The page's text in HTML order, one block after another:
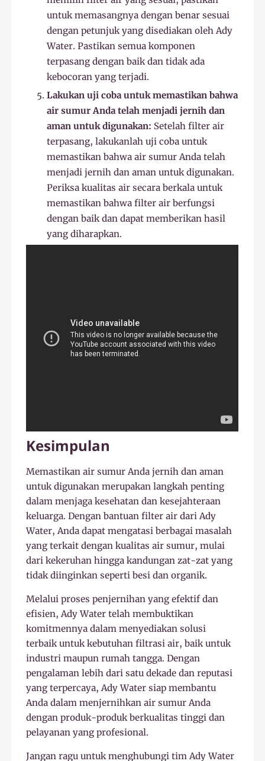
untuk memasangnya dengan benar sesuai
dengan petunjuk yang disediakan oleh Ady
Water. Pastikan semua komponen
terpasang dengan baik dan tidak ada
kebocoran yang terjadi.
Lakukan uji coba untuk memastikan bahwa
air sumur Anda telah menjadi jernih dan
aman untuk digunakan: Setelah filter air
terpasang, lakukanlah uji coba untuk
memastikan bahwa air sumur Anda telah
menjadi jernih dan aman untuk digunakan.
Periksa kualitas air secara berkala untuk
memastikan bahwa filter air berfungsi
dengan baik dan dapat memberikan hasil
yang diharapkan.
Kesimpulan
Memastikan air sumur Anda jernih dan aman
untuk digunakan merupakan langkah penting
dalam menjaga kesehatan dan kesejahteraan
keluarga. Dengan bantuan filter air dari Ady
Water, Anda dapat mengatasi berbagai masalah
yang terkait dengan kualitas air sumur, mulai
dari kekeruhan hingga kandungan zat-zat yang
tidak diinginkan seperti besi dan organik.
Melalui proses penjernihan yang efektif dan
efisien, Ady Water telah membuktikan
komitmennya dalam menyediakan solusi
terbaik untuk kebutuhan filtrasi air, baik untuk
industri maupun rumah tangga. Dengan
pengalaman lebih dari satu dekade dan reputasi
yang terpercaya, Ady Water siap membantu
Anda dalam menjernihkan air sumur Anda
dengan produk-produk berkualitas tinggi dan
pelayanan yang profesional.
Jangan ragu untuk menghubungi tim Ady Water